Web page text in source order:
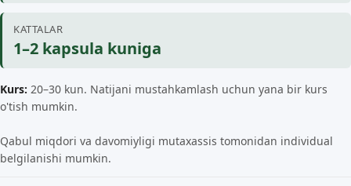
KATTALAR
1–2 kapsula kuniga
Kurs: 20–30 kun. Natijani mustahkamlash uchun yana bir kurs
o'tish mumkin.
Qabul miqdori va davomiyligi mutaxassis tomonidan individual
belgilanishi mumkin.